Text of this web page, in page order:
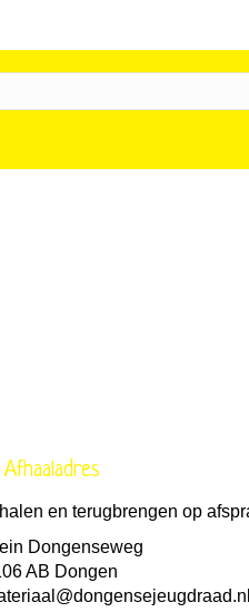
Afhaaladres
en terugbrengen op
Dongenseweg
AB Dongen